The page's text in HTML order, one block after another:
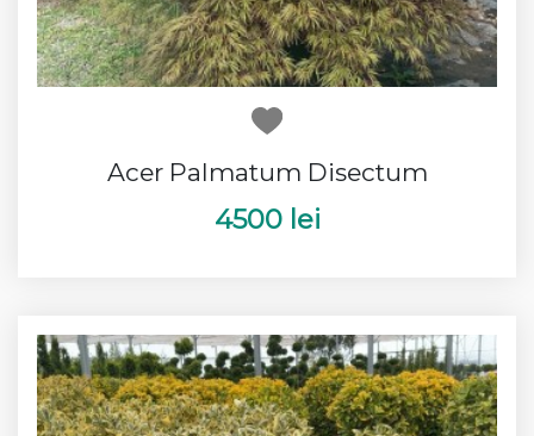
Acer Palmatum Disectum
4500 lei